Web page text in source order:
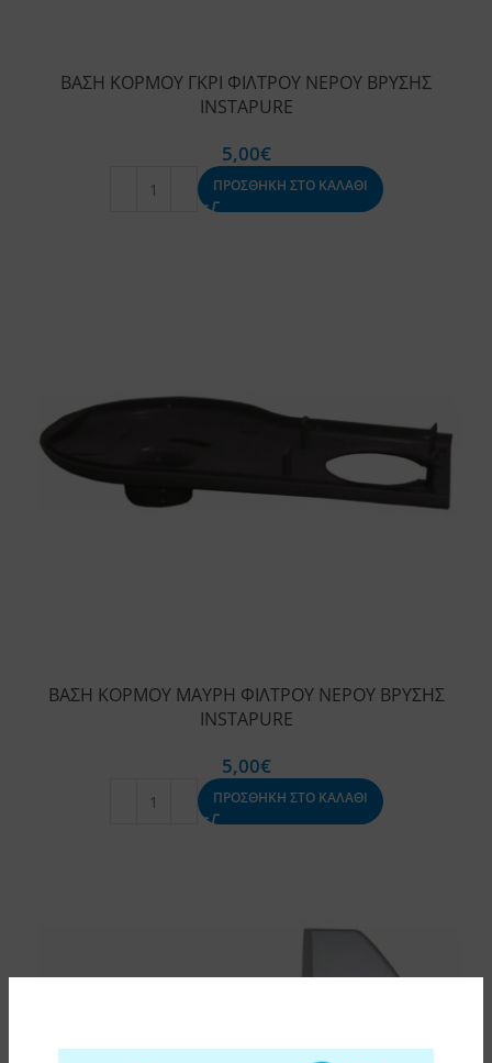
ΒΑΣΗ ΚΟΡΜΟΥ ΓΚΡΙ ΦΙΛΤΡΟΥ ΝΕΡΟΥ ΒΡΥΣΗΣ
INSTAPURE
5,00€
ΠΡΟΣΘΗΚΗ ΣΤΟ ΚΑΛΑΘΙ
ΒΑΣΗ ΚΟΡΜΟΥ ΜΑΥΡΗ ΦΙΛΤΡΟΥ ΝΕΡΟΥ ΒΡΥΣΗΣ
INSTAPURE
5,00€
ΠΡΟΣΘΗΚΗ ΣΤΟ ΚΑΛΑΘΙ